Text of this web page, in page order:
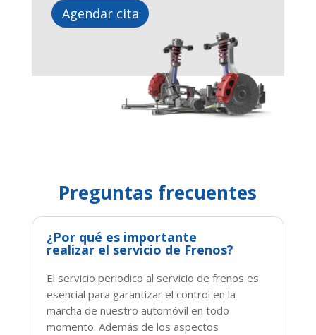
Agendar cita
Preguntas frecuentes
¿Por qué es importante
realizar el servicio de Frenos?
El servicio periodico al servicio de frenos es
esencial para garantizar el control en la
marcha de nuestro automóvil en todo
momento. Además de los aspectos